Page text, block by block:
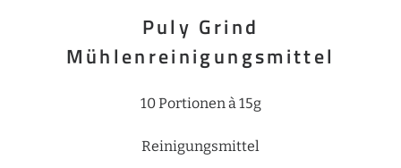
Puly Grind
Mühlenreinigungsmittel
10 Portionen à 15g
Reinigungsmittel